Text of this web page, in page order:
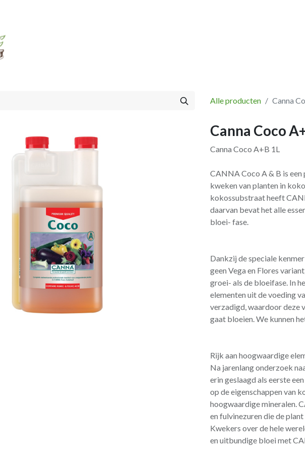
Alle producten Canna
Canna Coco
Canna Coco A+B 1L
CANNA Coco A & B is
kweken van planten in
kokossubstraat heeft
daarvan bevat het alle
bloei- fase.
Dankzij de speciale
geen Vega en Flores
groei- als de bloeifase. In
elementen uit de voeding
verzadigd, waardoor deze
gaat bloeien. We kunnen
Rijk aan hoogwaardige
Na jarenlang onderzoek
erin geslaagd als eerste
op de eigenschappen van
hoogwaardige mineralen.
en fulvinezuren die de
Kwekers over de hele
en uitbundige bloei met